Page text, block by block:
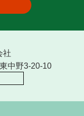
社
中野3-20-10